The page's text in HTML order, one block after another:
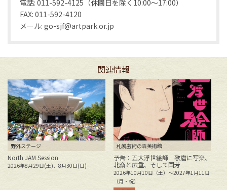
電話: 011-592-4125（休園日を除く10:00～17:00）
FAX: 011-592-4120
メール: go-sjf@artpark.or.jp
関連情報
野外ステージ
North JAM Session
2026年8月29日(土)、8月30日(日)
札幌芸術の森美術館
予告：五大浮世絵師 歌麿に写楽、
北斎と広重、そして国芳
2026年10月10日（土）～2027年1月11日
（月・祝）